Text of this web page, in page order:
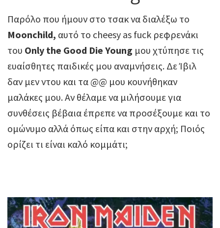
Παρόλο που ήμουν στο τσακ να διαλέξω το
Moonchild, αυτό το cheesy as fuck ρεφρενάκι
του Only the Good Die Young μου χτύπησε τις
ευαίσθητες παιδικές μου αναμνήσεις. Δε Ίβιλ
δαν μεν ντου και τα @@ μου κουνήθηκαν
μαλάκες μου. Αν θέλαμε να μιλήσουμε για
συνθέσεις βέβαια έπρεπε να προσέξουμε και το
ομώνυμο αλλά όπως είπα και στην αρχή; Ποιός
ορίζει τι είναι καλό κομμάτι;